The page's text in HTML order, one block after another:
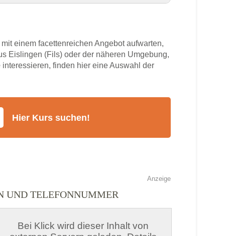
(Fils)
(Fils)
einem facettenreichen Angebot aufwarten,
Eislingen (Fils) oder der näheren Umgebung,
finden hier eine Auswahl der
Anzeige
UND TELEFONNUMMER
Bei Klick wird dieser Inhalt von